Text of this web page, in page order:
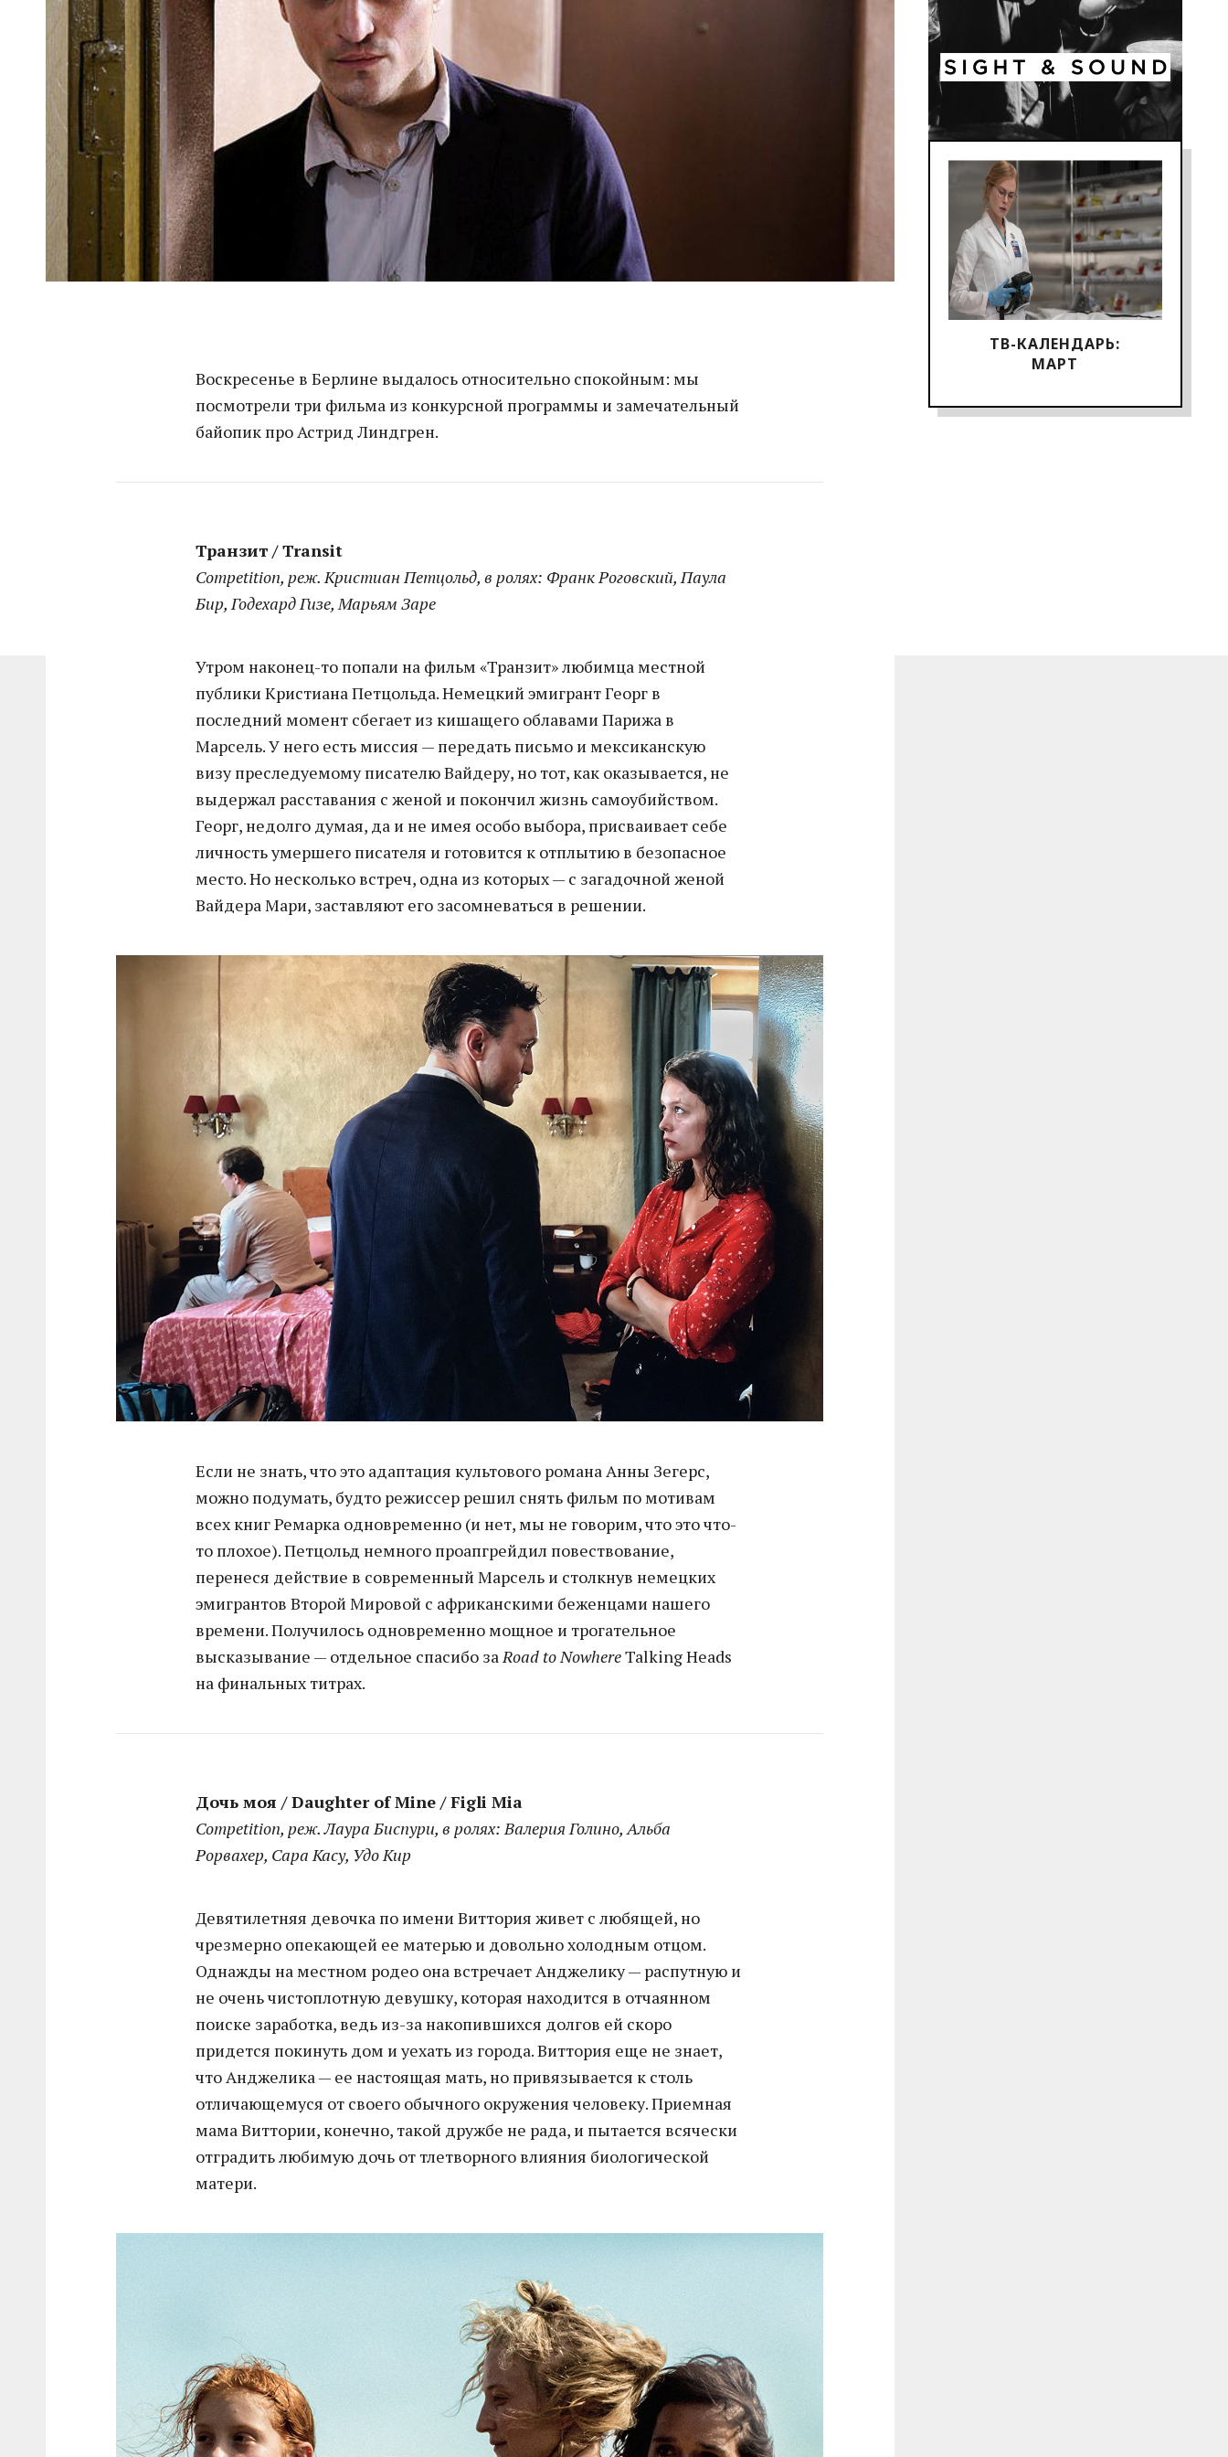
ТВ-КАЛЕНДАРЬ:
МАРТ
Воскресенье в Берлине выдалось относительно спокойным: мы
посмотрели три фильма из конкурсной программы и замечательный
байопик про Астрид Линдгрен.
Транзит / Transit
Competition, реж. Кристиан Петцольд, в ролях: Франк Роговский, Паула
Бир, Годехард Гизе, Марьям Заре
Утром наконец-то попали на фильм «Транзит» любимца местной
публики Кристиана Петцольда. Немецкий эмигрант Георг в
последний момент сбегает из кишащего облавами Парижа в
Марсель. У него есть миссия — передать письмо и мексиканскую
визу преследуемому писателю Вайдеру, но тот, как оказывается, не
выдержал расставания с женой и покончил жизнь самоубийством.
Георг, недолго думая, да и не имея особо выбора, присваивает себе
личность умершего писателя и готовится к отплытию в безопасное
место. Но несколько встреч, одна из которых — с загадочной женой
Вайдера Мари, заставляют его засомневаться в решении.
Если не знать, что это адаптация культового романа Анны Зегерс,
можно подумать, будто режиссер решил снять фильм по мотивам
всех книг Ремарка одновременно (и нет, мы не говорим, что это что-
то плохое). Петцольд немного проапгрейдил повествование,
перенеся действие в современный Марсель и столкнув немецких
эмигрантов Второй Мировой с африканскими беженцами нашего
времени. Получилось одновременно мощное и трогательное
высказывание — отдельное спасибо заRoad to NowhereTalking Heads
на финальных титрах.
Дочь моя / Daughter of Mine / Figli Mia
Competition, реж. Лаура Биспури, в ролях: Валерия Голино, Альба
Рорвахер, Сара Касу, Удо Кир
Девятилетняя девочка по имени Виттория живет с любящей, но
чрезмерно опекающей ее матерью и довольно холодным отцом.
Однажды на местном родео она встречает Анджелику — распутную и
не очень чистоплотную девушку, которая находится в отчаянном
поиске заработка, ведь из-за накопившихся долгов ей скоро
придется покинуть дом и уехать из города. Виттория еще не знает,
что Анджелика — ее настоящая мать, но привязывается к столь
отличающемуся от своего обычного окружения человеку. Приемная
мама Виттории, конечно, такой дружбе не рада, и пытается всячески
отградить любимую дочь от тлетворного влияния биологической
матери.